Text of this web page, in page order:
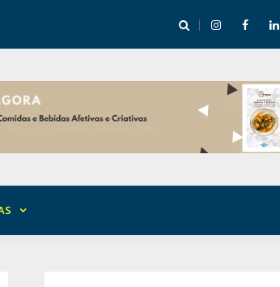
Rocha abre mentoria de storytelling com 10 vagas